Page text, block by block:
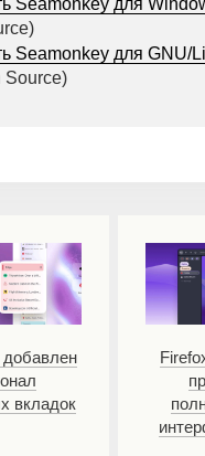
Seamonkey для
Seamonkey для GNU/
Source)
вкладок